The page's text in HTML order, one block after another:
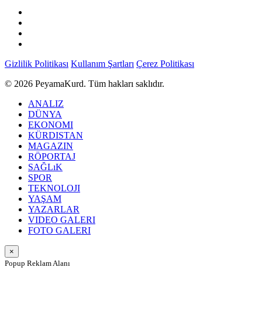
Gizlilik Politikası Kullanım Şartları Çerez Politikası
© 2026 PeyamaKurd. Tüm hakları saklıdır.
ANALIZ
DÜNYA
EKONOMI
KÜRDISTAN
MAGAZIN
RÖPORTAJ
SAĞLıK
SPOR
TEKNOLOJI
YAŞAM
YAZARLAR
VIDEO GALERI
FOTO GALERI
×
Popup Reklam Alanı